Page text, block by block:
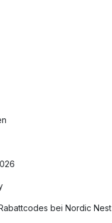
bei Nordic Nest